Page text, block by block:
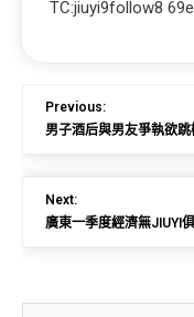
TC:jiuyi9follow8
Previous:
男子酒后與男友爭執欲
Next:
廣東一季度經濟無JIUYI